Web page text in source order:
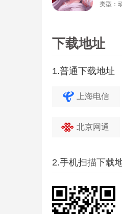
类型：
下载地址
1.普通下载地址
上海电信
北京网通
2.手机扫描下载